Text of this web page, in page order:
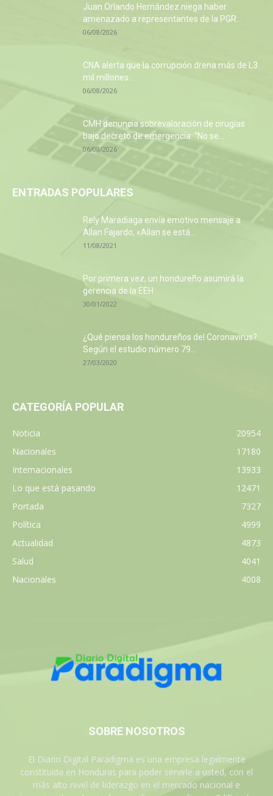
Juan Orlando Hernández niega haber
amenazado a representantes de la PGR...
06/08/2026
CNA alerta que la corrupción drena más de L3
mil millones...
06/08/2026
CMH denuncia sobrevaloración de cirugías
bajo decreto de emergencia: “No se...
06/08/2026
ENTRADAS POPULARES
Rely Maradiaga envía emotivo mensaje a
Allan Fajardo, «Allan se está...
11/08/2021
Por primera vez, un hondureño asumirá la
gerencia de la EEH
30/01/2022
¿Qué piensa los hondureños del Coronavirus?
Según el estudio número 79...
27/03/2020
CATEGORÍA POPULAR
Noticia
20954
Nacionales
17180
Internacionales
13933
Lo que está pasando
12471
Portada
7327
Política
4999
Actualidad
4873
Salud
4041
Nacionales
4008
SOBRE NOSOTROS
El Diario Digital Paradigma es una empresa legalmente
constituida en Honduras para poder servirle a usted, con el
más alto nivel de liderazgo en el mercado nacional e